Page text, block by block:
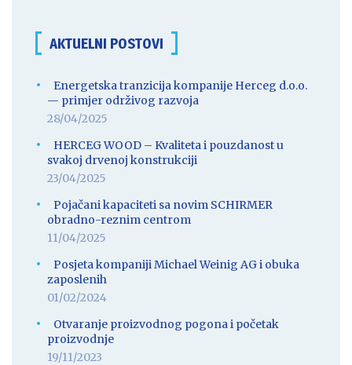
AKTUELNI POSTOVI
Energetska tranzicija kompanije Herceg d.o.o.
— primjer održivog razvoja
28/04/2025
HERCEG WOOD – Kvaliteta i pouzdanost u
svakoj drvenoj konstrukciji
23/04/2025
Pojačani kapaciteti sa novim SCHIRMER
obradno-reznim centrom
11/04/2025
Posjeta kompaniji Michael Weinig AG i obuka
zaposlenih
01/02/2024
Otvaranje proizvodnog pogona i početak
proizvodnje
19/11/2023